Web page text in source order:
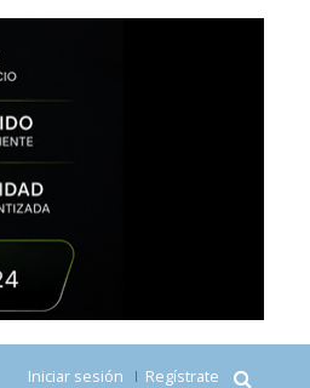
Iniciar sesión Regístrate